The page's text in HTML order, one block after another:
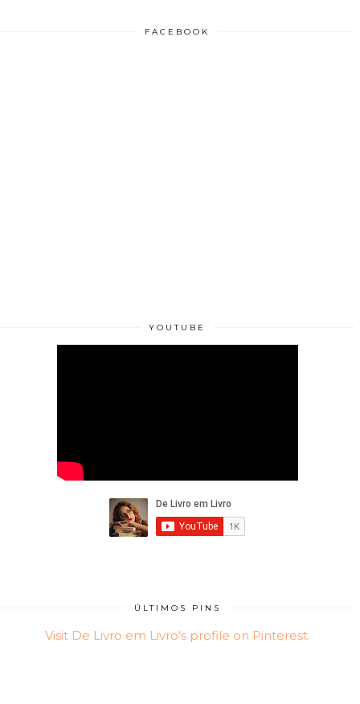
FACEBOOK
YOUTUBE
ÚLTIMOS PINS
Visit De Livro em Livro's profile on Pinterest.